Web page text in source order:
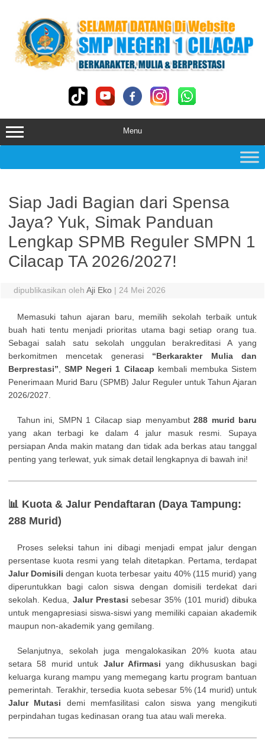
content
Menu
Siap Jadi Bagian dari Spensa
Jaya? Yuk, Simak Panduan
Lengkap SPMB Reguler SMPN 1
Cilacap TA 2026/2027!
dipublikasikan oleh Aji Eko | 24 Mei 2026
Memasuki tahun ajaran baru, memilih sekolah terbaik untuk
buah hati tentu menjadi prioritas utama bagi setiap orang tua.
Sebagai salah satu sekolah unggulan berakreditasi A yang
berkomitmen mencetak generasi “Berkarakter Mulia dan
Berprestasi” ,SMP Negeri 1 Cilacap kembali membuka Sistem
Penerimaan Murid Baru (SPMB) Jalur Reguler untuk Tahun Ajaran
2026/2027.
Tahun ini, SMPN 1 Cilacap siap menyambut288 murid baru
yang akan terbagi ke dalam 4 jalur masuk resmi. Supaya
persiapan Anda makin matang dan tidak ada berkas atau tanggal
penting yang terlewat, yuk simak detail lengkapnya di bawah ini!
📊 Kuota & Jalur Pendaftaran (Daya Tampung:
288 Murid)
Proses seleksi tahun ini dibagi menjadi empat jalur dengan
persentase kuota resmi yang telah ditetapkan. Pertama, terdapat
Jalur Domisili dengan kuota terbesar yaitu 40% (115 murid) yang
diperuntukkan bagi calon siswa dengan domisili terdekat dari
sekolah. Kedua, Jalur Prestasi sebesar 35% (101 murid) dibuka
untuk mengapresiasi siswa-siswi yang memiliki capaian akademik
maupun non-akademik yang gemilang.
Selanjutnya, sekolah juga mengalokasikan 20% kuota atau
setara 58 murid untuk Jalur Afirmasi yang dikhususkan bagi
keluarga kurang mampu yang memegang kartu program bantuan
pemerintah. Terakhir, tersedia kuota sebesar 5% (14 murid) untuk
Jalur Mutasi demi memfasilitasi calon siswa yang mengikuti
perpindahan tugas kedinasan orang tua atau wali mereka.